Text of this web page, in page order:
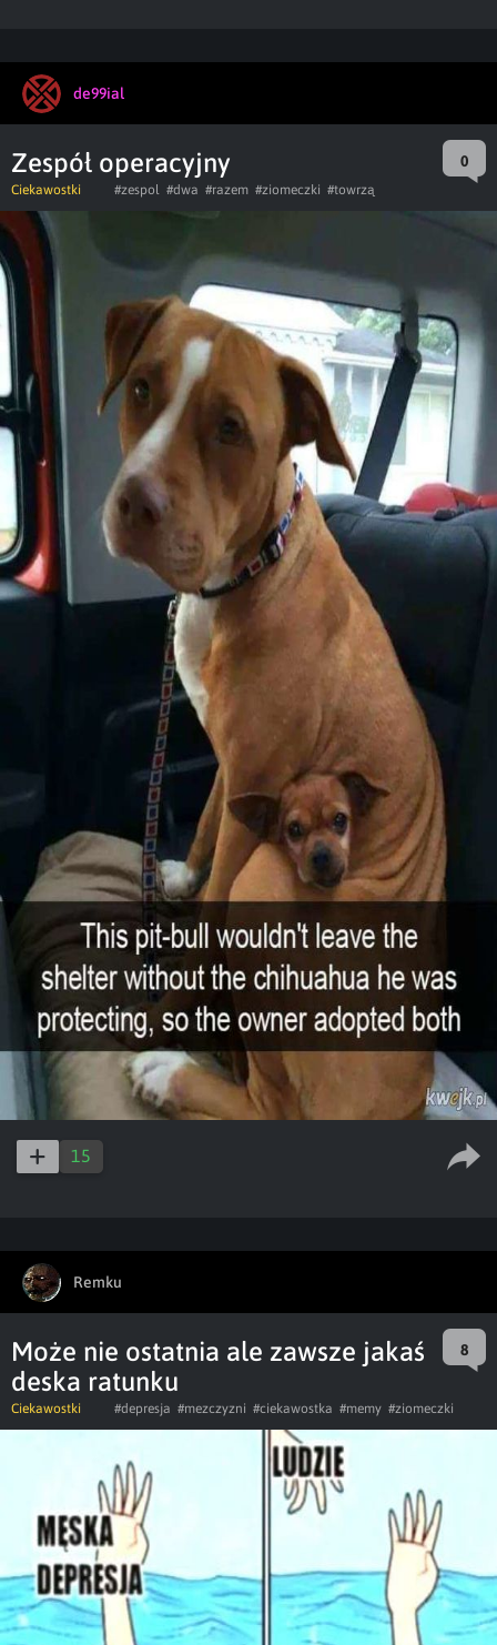
de99ial
Zespół operacyjny 0
Ciekawostki #zespol #dwa #razem #ziomeczki #towrzą
15
Remku
Może nie ostatnia ale zawsze jakaś
deska ratunku
8
Ciekawostki #depresja #mezczyzni #ciekawostka #memy #ziomeczki